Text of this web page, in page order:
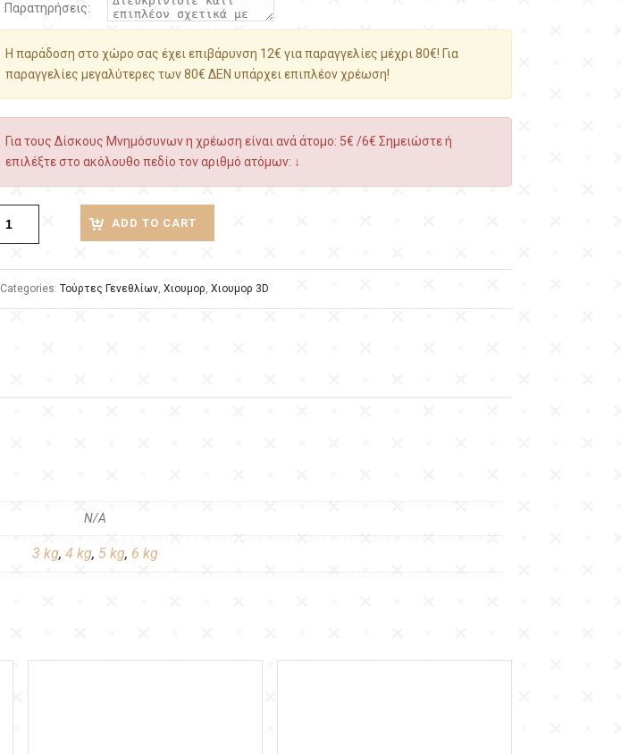
Παρατηρήσεις:
Η παράδοση στο χώρο σας έχει επιβάρυνση 12€ για παραγγελίες μέχρι 80€! Για
παραγγελίες μεγαλύτερες των 80€ ΔΕΝ υπάρχει επιπλέον χρέωση!
Για τους Δίσκους Μνημόσυνων η χρέωση είναι ανά άτομο: 5€ /6€ Σημειώστε ή
επιλέξτε στο ακόλουθο πεδίο τον αριθμό ατόμων: ↓
ADD TO CART
Categories: Τούρτες Γενεθλίων, Χιουμορ, Χιουμορ 3D
N/A
3 kg, 4 kg, 5 kg, 6 kg